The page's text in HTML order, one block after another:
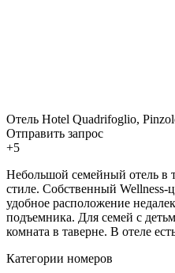
Отель Hotel Quadrifoglio,
Отправить запрос
+5
Небольшой семейный отель в
стиле. Собственный Wellness-
удобное расположение
подъемника. Для семей с
комната в таверне. В отеле
Категории номеров